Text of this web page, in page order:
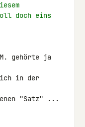
doch eins
gehörte ja
in der
"Satz" ...